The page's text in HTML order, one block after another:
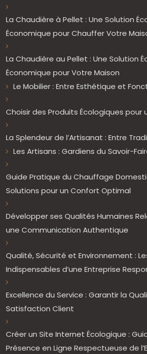
La Chaudière à Pellet : Une Solution
Économique pour Chauffer Votre
La Chaudière au Pellet : Une Solution
Économique pour Votre Maison
Le Mobilier : Entre Esthétique et
Choisir des Produits Écologiques pour
La Splendeur de l’Artisanat : Entre
Les Artisans : Gardiens du Savoir-
Guide Pratique du Chauffage
Solutions pour un Confort Optimal
Développer ses Qualités Humaines
une Communication Authentique
Qualité, Sécurité et Environnement :
Indispensables d’une Entreprise
Excellence du Service : Garantir la
Satisfaction Client
Créer un Site Internet Écologique :
Présence en Ligne Respectueuse de